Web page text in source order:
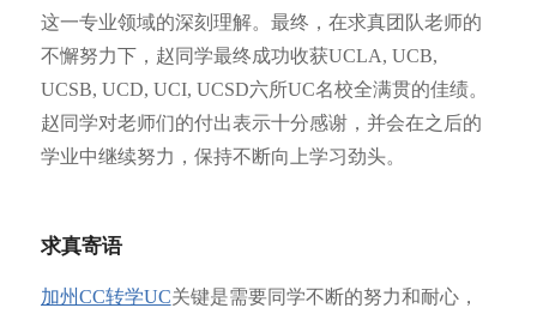
这一专业领域的深刻理解。最终，在求真团队老师的
不懈努力下，赵同学最终成功收获UCLA, UCB,
UCSB, UCD, UCI, UCSD六所UC名校全满贯的佳绩。
赵同学对老师们的付出表示十分感谢，并会在之后的
学业中继续努力，保持不断向上学习劲头。
求真寄语
加州CC转学UC关键是需要同学不断的努力和耐心，